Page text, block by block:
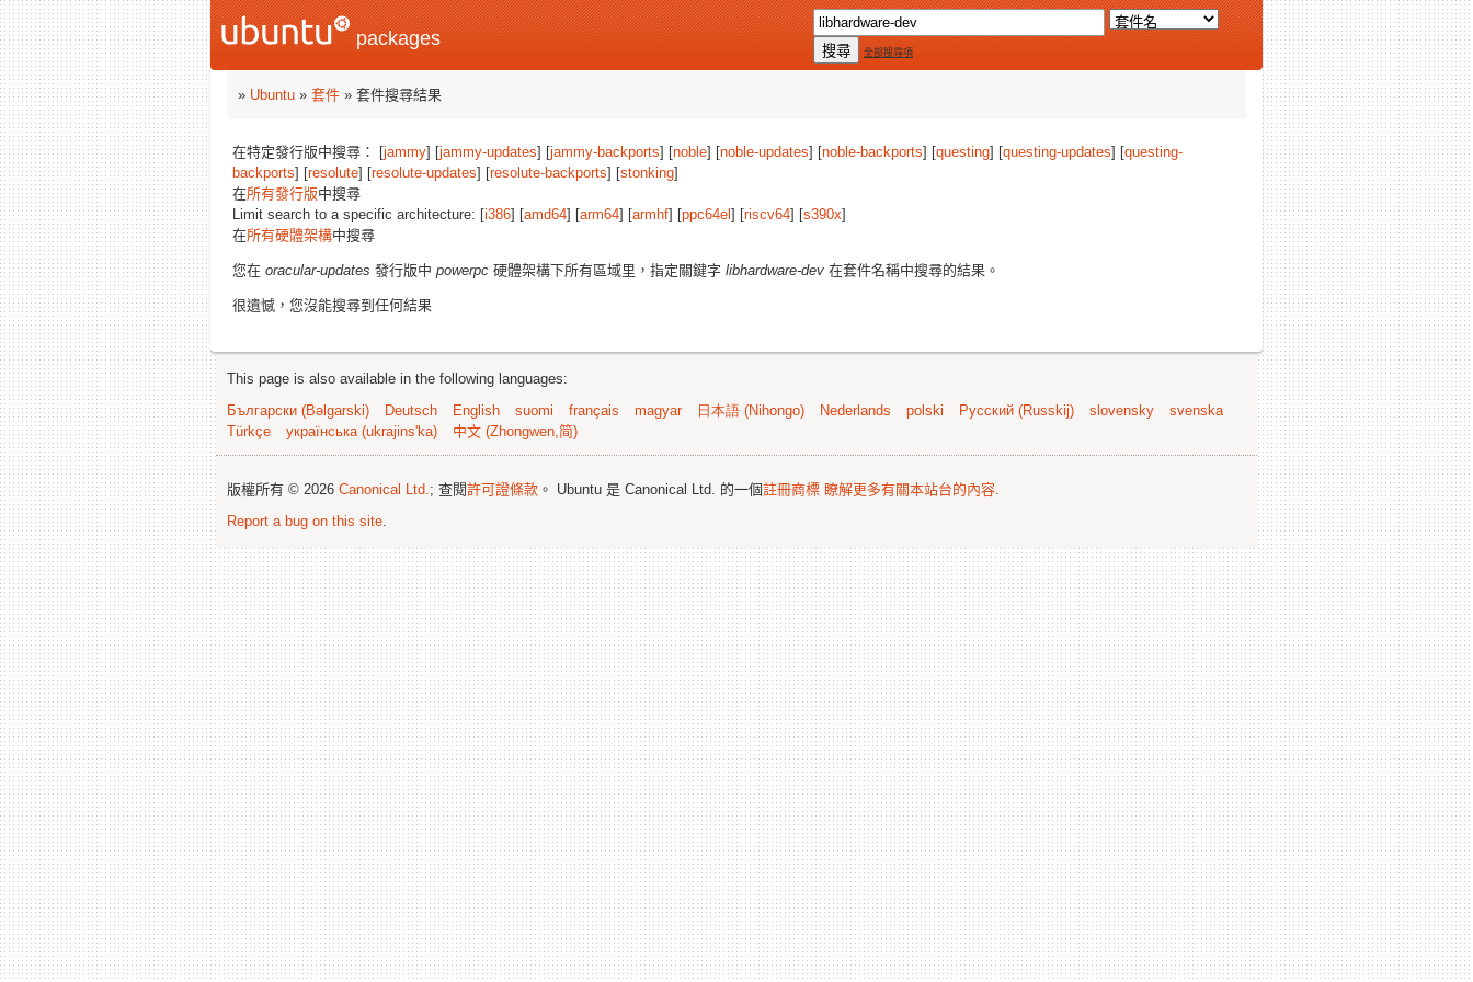
packages
全部搜尋項
» Ubuntu » 套件 » 套件搜尋結果
在特定發行版中搜尋： [jammy] [jammy-updates] [jammy-backports] [noble] [noble-updates] [noble-backports] [questing] [questing-updates] [questing-
backports] [resolute] [resolute-updates] [resolute-backports] [stonking]
在所有發行版中搜尋
Limit search to a specific architecture: [i386] [amd64] [arm64] [armhf] [ppc64el ] [riscv64] [s390x]
在所有硬體架構中搜尋
您在 oracular-updates 發行版中 powerpc 硬體架構下所有區域里，指定關鍵字 libhardware-dev 在套件名稱中搜尋的結果。
很遺憾，您沒能搜尋到任何結果
This page is also available in the following languages:
Български (Bəlgarski)
Deutsch English suomi français magyar 日本語 (Nihongo) Nederlands polski Русский (Russkij) slovensky
svenska
Türkçe
українська (ukrajins'ka) 中文 (Zhongwen,简)
版權所有 © 2026 Canonical Ltd.; 查閱許可證條款 。 Ubuntu 是 Canonical Ltd. 的一個註冊商標 瞭解更多有關本站台的內容.
Report a bug on this site.